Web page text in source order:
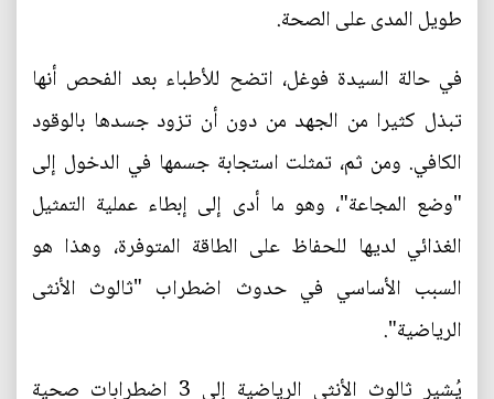
طويل المدى على الصحة.
في حالة السيدة فوغل، اتضح للأطباء بعد الفحص أنها
تبذل كثيرا من الجهد من دون أن تزود جسدها بالوقود
الكافي. ومن ثم، تمثلت استجابة جسمها في الدخول إلى
"وضع المجاعة"، وهو ما أدى إلى إبطاء عملية التمثيل
الغذائي لديها للحفاظ على الطاقة المتوفرة، وهذا هو
السبب الأساسي في حدوث اضطراب "ثالوث الأنثى
الرياضية".
يُشير ثالوث الأنثي الرياضية إلى 3 اضطرابات صحية